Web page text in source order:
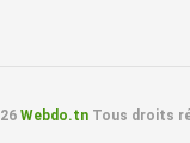
Webdo.tnTous droits